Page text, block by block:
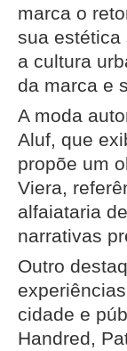
marca o
sua estética
a cultura
da marca e
A moda
Aluf, que
propõe um
Viera,
alfaiataria
narrativas
Outro
cidade e
Handred,